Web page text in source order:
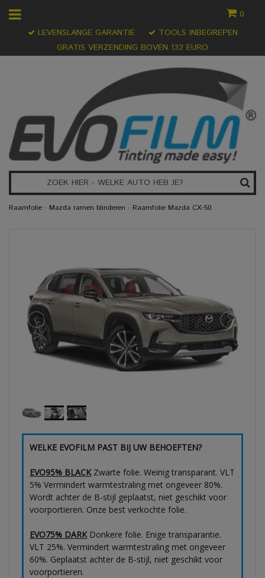
0
GRATIS VERZENDING BOVEN 132 EURO
LEVENSLANGE GARANTIE TOOLS INBEGREPEN
Raamfolie › Mazda ramen blinderen › Raamfolie Mazda CX-50
WELKE EVOFILM PAST BIJ UW BEHOEFTEN?
EVO95% BLACKZwarte folie. Weinig transparant. VLT
5% Vermindert warmtestraling met ongeveer 80%.
Wordt achter de B-stijl geplaatst, niet geschikt voor
voorportieren. Onze best verkochte folie.
EVO75% DARKDonkere folie. Enige transparantie.
VLT 25%. Vermindert warmtestraling met ongeveer
60%. Geplaatst achter de B-stijl, niet geschikt voor
voorportieren.